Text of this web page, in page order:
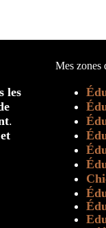
les
.
Mes zones